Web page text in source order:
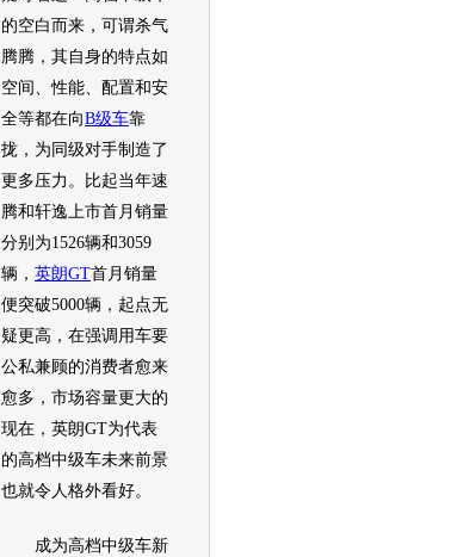
的空白而来，可谓杀气
腾腾，其自身的特点如
空间、性能、配置和安
全等都在向B级车靠
拢，为同级对手制造了
更多压力。比起当年速
腾和轩逸 上市首月 销量
分别为1526辆和3059
辆， 英朗GT首月 销量
便突破5000辆，起点无
疑更高，在强调用车要
公私兼顾的消费者愈来
愈多，市场容量更大的
现在， 英朗GT为代表
的高档中级车未来前景
也就令人格外看好。
成为高档中级车新